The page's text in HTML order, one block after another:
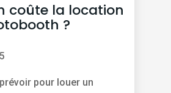
coûte la location
?
pour louer un